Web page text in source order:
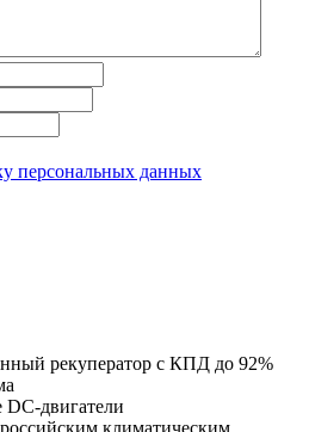
персональных данных
рекуператор с КПД до 92%
двигатели